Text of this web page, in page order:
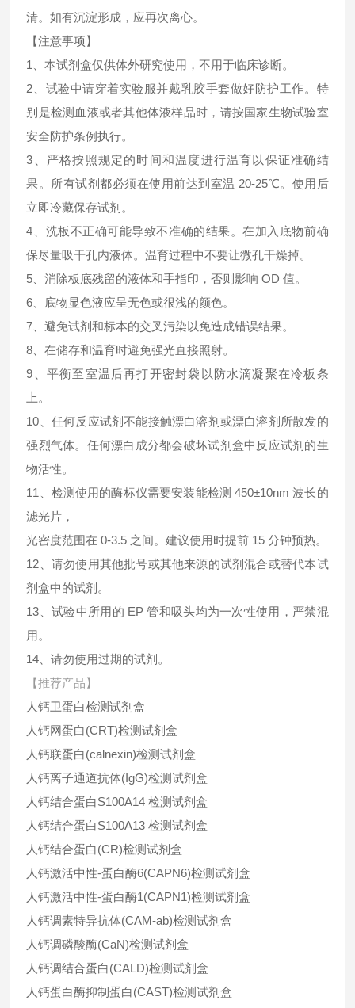
清。如有沉淀形成，应再次离心。
【注意事项】
1、本试剂盒仅供体外研究使用，不用于临床诊断。
2、试验中请穿着实验服并戴乳胶手套做好防护工作。特
别是检测血液或者其他体液样品时，请按国家生物试验室
安全防护条例执行。
3、严格按照规定的时间和温度进行温育以保证准确结
果。所有试剂都必须在使用前达到室温 20-25℃。使用后
立即冷藏保存试剂。
4、洗板不正确可能导致不准确的结果。在加入底物前确
保尽量吸干孔内液体。温育过程中不要让微孔干燥掉。
5、消除板底残留的液体和手指印，否则影响 OD 值。
6、底物显色液应呈无色或很浅的颜色。
7、避免试剂和标本的交叉污染以免造成错误结果。
8、在储存和温育时避免强光直接照射。
9、平衡至室温后再打开密封袋以防水滴凝聚在冷板条
上。
10、任何反应试剂不能接触漂白溶剂或漂白溶剂所散发的
强烈气体。任何漂白成分都会破坏试剂盒中反应试剂的生
物活性。
11、检测使用的酶标仪需要安装能检测 450±10nm 波长的
滤光片，
光密度范围在 0-3.5 之间。建议使用时提前 15 分钟预热。
12、请勿使用其他批号或其他来源的试剂混合或替代本试
剂盒中的试剂。
13、试验中所用的 EP 管和吸头均为一次性使用，严禁混
用。
14、请勿使用过期的试剂。
【推荐产品】
人钙卫蛋白检测试剂盒
人钙网蛋白(CRT)检测试剂盒
人钙联蛋白(calnexin)检测试剂盒
人钙离子通道抗体(IgG)检测试剂盒
人钙结合蛋白S100A14 检测试剂盒
人钙结合蛋白S100A13 检测试剂盒
人钙结合蛋白(CR)检测试剂盒
人钙激活中性-蛋白酶6(CAPN6)检测试剂盒
人钙激活中性-蛋白酶1(CAPN1)检测试剂盒
人钙调素特异抗体(CAM-ab)检测试剂盒
人钙调磷酸酶(CaN)检测试剂盒
人钙调结合蛋白(CALD)检测试剂盒
人钙蛋白酶抑制蛋白(CAST)检测试剂盒